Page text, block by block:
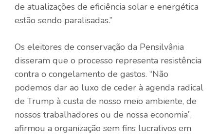
de atualizações de eficiência solar e energética
estão sendo paralisadas.”
Os eleitores de conservação da Pensilvânia
disseram que o processo representa resistência
contra o congelamento de gastos. “Não
podemos dar ao luxo de ceder à agenda radical
de Trump à custa de nosso meio ambiente, de
nossos trabalhadores ou de nossa economia”,
afirmou a organização sem fins lucrativos em